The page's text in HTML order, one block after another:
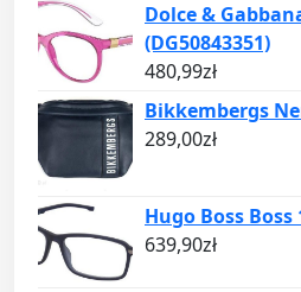
Dolce &
(DG50843351)
480,99zł
Bikkembergs
289,00zł
Hugo Boss Boss
639,90zł